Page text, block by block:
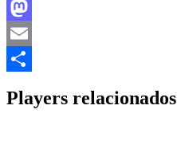
Facebook
Mastodon
Email
Players relacionados